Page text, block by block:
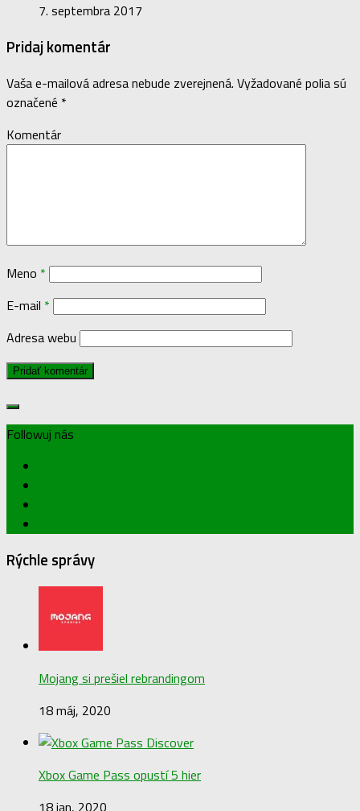
7. septembra 2017
Pridaj komentár
Vaša e-mailová adresa nebude zverejnená. Vyžadované polia sú
označené *
Komentár
Meno *
E-mail *
Adresa webu
Followuj nás
Rýchle správy
Mojang si prešiel rebrandingom
18 máj, 2020
Xbox Game Pass opustí 5 hier
18 jan, 2020